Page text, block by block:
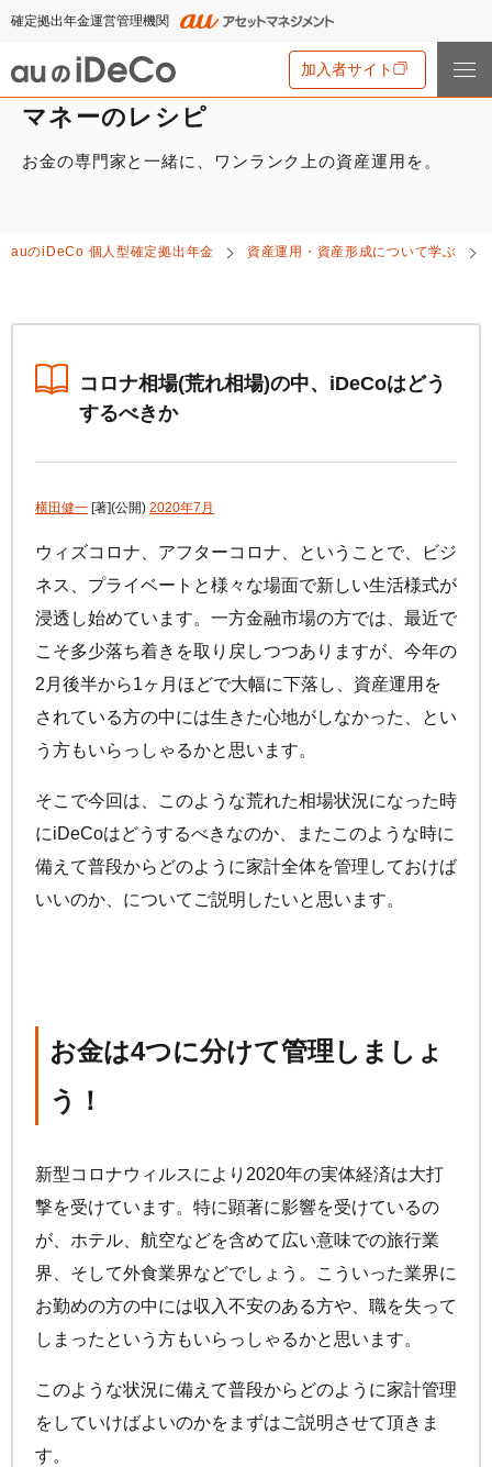
確定拠出年金運営管理機関
加入者サイト
iDeCoとは
iDeCoのメリットと留意点
の給付金について
とNISAの違い、併用がオススメな理由とは？
2024年12月制度改正のポイント
auのiDeCoの新規加入方法
他社の
企業型確定拠出年金加入者の転職・退職時の移換手続き
運営における役割分担・年金資産の保護
マネーのレシピ
節税シミュレーション
手数料について
運用商品一覧
リスク許容度診断
運用商品を知ろう
バランス型投資信託の選び方
指定運用方法について
加入者の方
加入者サイトの使い方ガイド
加入後の諸変更手続きについて
お申し込み後に届く書類について
年末調整・確定申告の書き方と記入例
iDeCoの給付金について
コラム キャンペーン
よくある質問
マネーのレシピ
お金の専門家と一緒に、ワンランク上の資産運用を。
auのiDeCo 個人型確定拠出年金 資産運用・資産形成について学ぶ
コロナ相場(荒れ相場)の中、 iDeCoはどう
するべきか
横田健一 [著](公開) 2020年7月
ウィズコロナ、アフターコロナ、ということで、ビジ
ネス、プライベートと様々な場面で新しい生活様式が
浸透し始めています。一方金融市場の方では、最近で
こそ多少落ち着きを取り戻しつつありますが、今年の
2月後半から1ヶ月ほどで大幅に下落し、資産運用を
されている方の中には生きた心地がしなかった、とい
う方もいらっしゃるかと思います。
そこで今回は、このような荒れた相場状況になった時
にiDeCoはどうするべきなのか、またこのような時に
備えて普段からどのように家計全体を管理しておけば
いいのか、についてご説明したいと思います。
お金は4つに分けて管理しましょ
う！
新型コロナウィルスにより2020年の実体経済は大打
撃を受けています。特に顕著に影響を受けているの
が、ホテル、航空などを含めて広い意味での旅行業
界、そして外食業界などでしょう。こういった業界に
お勤めの方の中には収入不安のある方や、職を失って
しまったという方もいらっしゃるかと思います。
このような状況に備えて普段からどのように家計管理
をしていけばよいのかをまずはご説明させて頂きま
す。